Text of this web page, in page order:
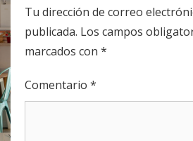
Tu dirección de correo
publicada. Los campos
marcados con *
Comentario *